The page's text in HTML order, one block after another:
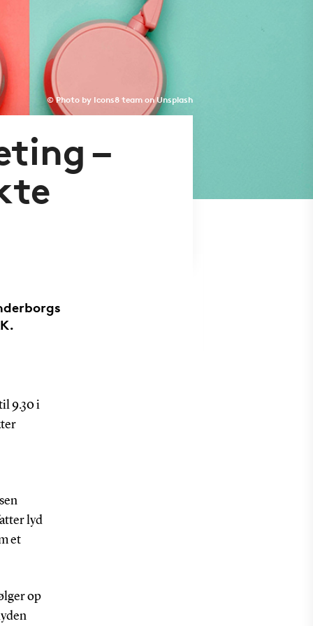
© Photo by Icons8 team on Unsplash
–
9.30 i
lyd
et
op